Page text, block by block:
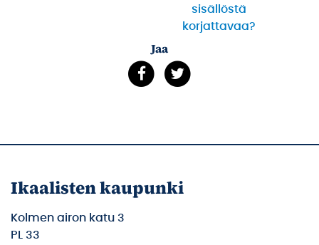
sisällöstä
korjattavaa?
Jaa
Ikaalisten kaupunki
Kolmen airon katu 3
PL 33